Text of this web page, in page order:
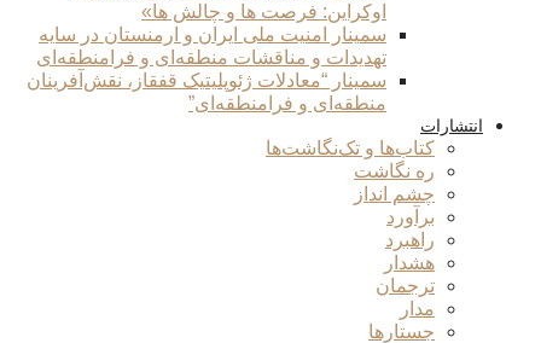
اوکراین: فرصت ها و چالش ها»
سمینار امنیت ملی ایران و ارمنستان در سایه
تهدیدات و مناقشات منطقه‌ای و فرامنطقه‌ای
سمینار “معادلات ژئوپلیتیک قفقاز، نقش‌آفرینان
منطقه‌ای و فرامنطقه‌ای”
انتشارات
کتاب‌ها و تک‌نگاشت‌ها
ره نگاشت
چشم انداز
برآورد
راهبرد
هشدار
ترجمان
مدار
جستارها